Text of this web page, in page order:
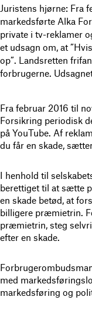
Juristens hjørne: Fra
markedsførte Alka
private i tv-reklamer
et udsagn om, at
op”. Landsretten
forbrugerne.
Fra februar 2016 til
Forsikring periodisk
på YouTube. Af
du får en skade,
I henhold til
berettiget til at sætte
en skade betød, at
billigere præmietrin.
præmietrin, steg
efter en skade.
med
markedsføring og